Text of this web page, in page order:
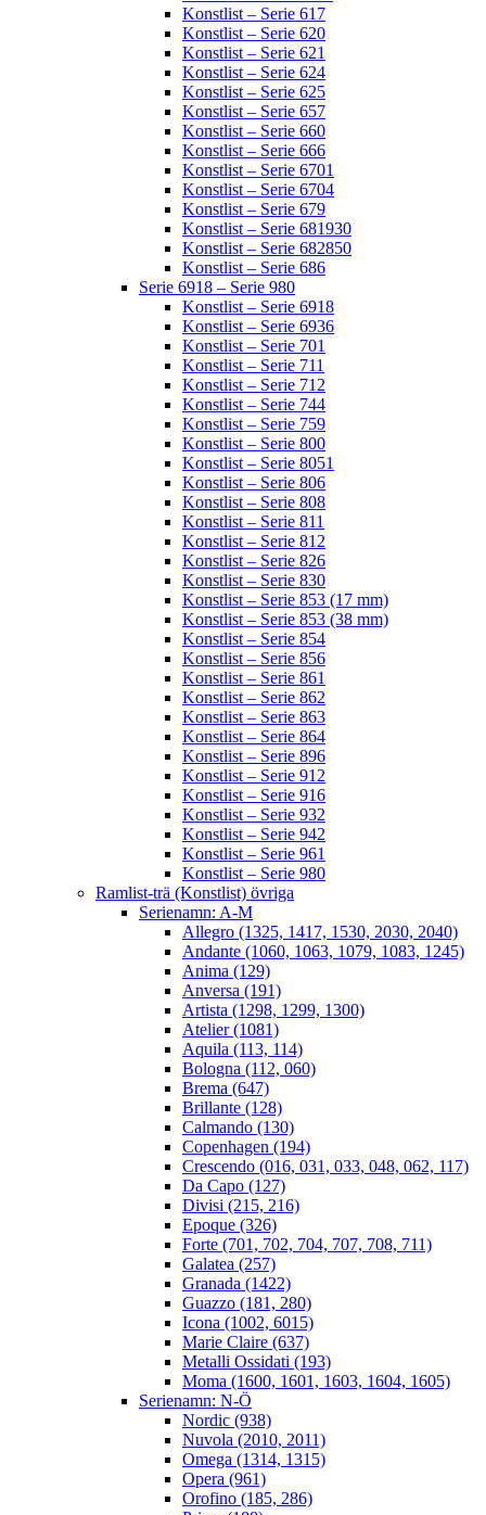
Konstlist – Serie 617
Konstlist – Serie 620
Konstlist – Serie 621
Konstlist – Serie 624
Konstlist – Serie 625
Konstlist – Serie 657
Konstlist – Serie 660
Konstlist – Serie 666
Konstlist – Serie 6701
Konstlist – Serie 6704
Konstlist – Serie 679
Konstlist – Serie 681930
Konstlist – Serie 682850
Konstlist – Serie 686
Serie 6918 – Serie 980
Konstlist – Serie 6918
Konstlist – Serie 6936
Konstlist – Serie 701
Konstlist – Serie 711
Konstlist – Serie 712
Konstlist – Serie 744
Konstlist – Serie 759
Konstlist – Serie 800
Konstlist – Serie 8051
Konstlist – Serie 806
Konstlist – Serie 808
Konstlist – Serie 811
Konstlist – Serie 812
Konstlist – Serie 826
Konstlist – Serie 830
Konstlist – Serie 853 (17 mm)
Konstlist – Serie 853 (38 mm)
Konstlist – Serie 854
Konstlist – Serie 856
Konstlist – Serie 861
Konstlist – Serie 862
Konstlist – Serie 863
Konstlist – Serie 864
Konstlist – Serie 896
Konstlist – Serie 912
Konstlist – Serie 916
Konstlist – Serie 932
Konstlist – Serie 942
Konstlist – Serie 961
Konstlist – Serie 980
Ramlist-trä (Konstlist) övriga
Serienamn: A-M
Allegro (1325, 1417, 1530, 2030, 2040)
Andante (1060, 1063, 1079, 1083, 1245)
Anima (129)
Anversa (191)
Artista (1298, 1299, 1300)
Atelier (1081)
Aquila (113, 114)
Bologna (112, 060)
Brema (647)
Brillante (128)
Calmando (130)
Copenhagen (194)
Crescendo (016, 031, 033, 048, 062, 117)
Da Capo (127)
Divisi (215, 216)
Epoque (326)
Forte (701, 702, 704, 707, 708, 711)
Galatea (257)
Granada (1422)
Guazzo (181, 280)
Icona (1002, 6015)
Marie Claire (637)
Metalli Ossidati (193)
Moma (1600, 1601, 1603, 1604, 1605)
Serienamn: N-Ö
Nordic (938)
Nuvola (2010, 2011)
Omega (1314, 1315)
Opera (961)
Orofino (185, 286)